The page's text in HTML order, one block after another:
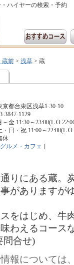
ハイヤーの検索・予約
蔵前> 浅草> 蔵
京都台東区浅草1-30-10
3847-1129
～金 11:30～
・日・祝 11:00～
休
グルメ・カフェ ]
りにある蔵。
がありますが
をはじめ、牛
わえるコース
問合せ)
報については